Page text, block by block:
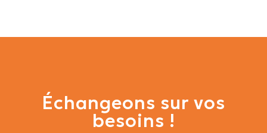
Échangeons sur vos
besoins !